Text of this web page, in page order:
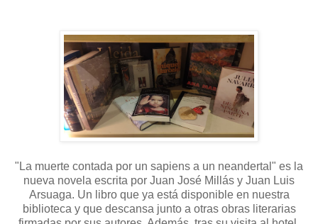
"La muerte contada por un sapiens a un neandertal" es la
nueva novela escrita por Juan José Millás y Juan Luis
Arsuaga. Un libro que ya está disponible en nuestra
biblioteca y que descansa junto a otras obras literarias